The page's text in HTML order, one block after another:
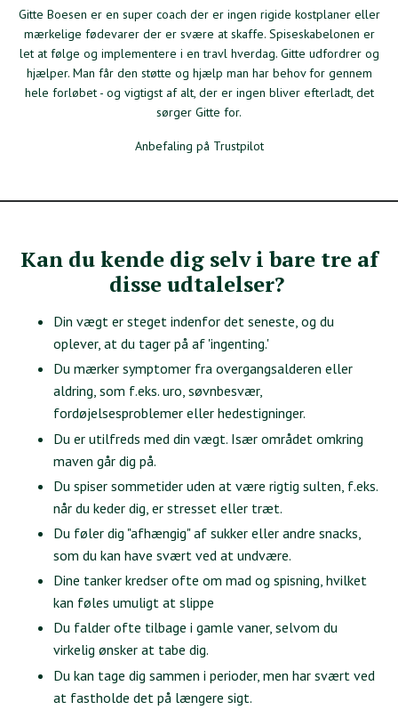
Gitte Boesen er en super coach der er ingen rigide kostplaner eller
mærkelige fødevarer der er svære at skaffe. Spiseskabelonen er
let at følge og implementere i en travl hverdag. Gitte udfordrer og
hjælper. Man får den støtte og hjælp man har behov for gennem
hele forløbet - og vigtigst af alt, der er ingen bliver efterladt, det
sørger Gitte for.
Anbefaling på Trustpilot
Kan du kende dig selv i bare tre af
disse udtalelser?
Din vægt er steget indenfor det seneste, og du
oplever, at du tager på af 'ingenting.'
Du mærker symptomer fra overgangsalderen eller
aldring, som f.eks. uro, søvnbesvær,
fordøjelsesproblemer eller hedestigninger.
Du er utilfreds med din vægt. Især området omkring
maven går dig på.
Du spiser sommetider uden at være rigtig sulten, f.eks.
når du keder dig, er stresset eller træt.
Du føler dig "afhængig" af sukker eller andre snacks,
som du kan have svært ved at undvære.
Dine tanker kredser ofte om mad og spisning, hvilket
kan føles umuligt at slippe
Du falder ofte tilbage i gamle vaner, selvom du
virkelig ønsker at tabe dig.
Du kan tage dig sammen i perioder, men har svært ved
at fastholde det på længere sigt.